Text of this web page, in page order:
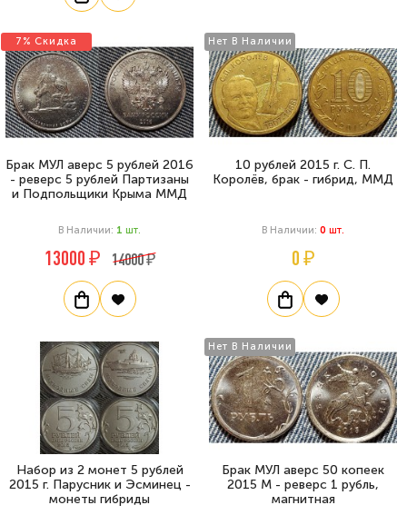
7% Скидка
Брак МУЛ аверс 5 рублей 2016
- реверс 5 рублей Партизаны
и Подпольщики Крыма ММД
В Наличии: 1 Шт.
13000 ₽ 14000 ₽
Нет В Наличии
10 рублей 2015 г. С. П.
Королёв, брак - гибрид, ММД
В Наличии: 0 Шт.
0 ₽
Набор из 2 монет 5 рублей
2015 г. Парусник и Эсминец -
монеты гибриды
Нет В Наличии
Брак МУЛ аверс 50 копеек
2015 М - реверс 1 рубль,
магнитная